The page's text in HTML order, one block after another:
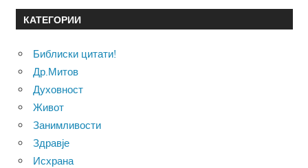
КАТЕГОРИИ
Библиски цитати!
Др.Митов
Духовност
Живот
Занимливости
Здравје
Исхрана